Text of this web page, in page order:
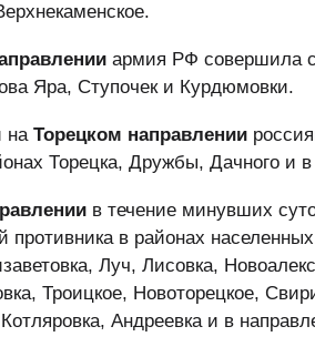
армия РФ совершила
Яра, Ступочек и Курдюмовки.
на Торецком направлении
Торецка, Дружбы, Дачного и
в течение минувших
в районах
Луч, Лисовка,
Троицкое, Новоторецкое,
Андреевка и в